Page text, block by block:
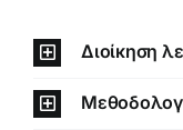
Διοίκηση